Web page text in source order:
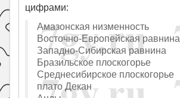
цифрами:
Амазонская низменность
Восточно-Европейская равнина
Западно-Сибирская равнина
Бразильское плоскогорье
Среднесибирское плоскогорье
плато Декан